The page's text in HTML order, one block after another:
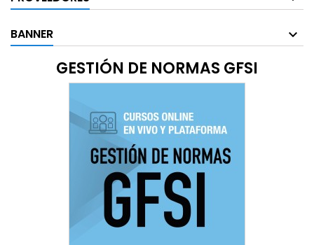
BANNER
GESTIÓN DE NORMAS GFSI